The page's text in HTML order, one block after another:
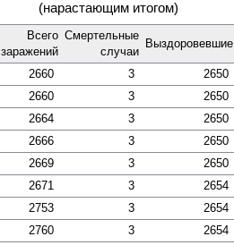
(нарастающим итогом)
Всего
зара­жений
Смер­тельные
случаи
Выздоро­вевшие
2660 3 2650
2660 3 2650
2664 3 2650
2666 3 2650
2669 3 2650
2671 3 2654
2753 3 2654
2760 3 2654